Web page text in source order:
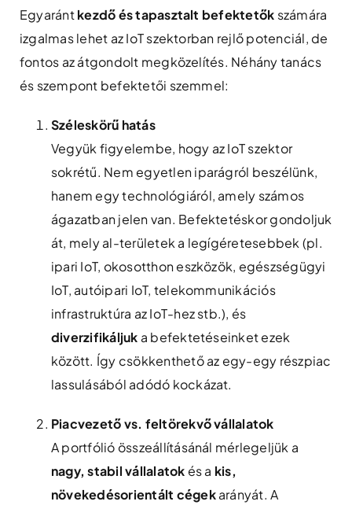
Egyarántkezdő és tapasztalt befektetők számára
izgalmas lehet az IoT szektorban rejlő potenciál, de
fontos az átgondolt megközelítés. Néhány tanács
és szempont befektetői szemmel:
Széleskörű hatás
Vegyük figyelembe, hogy az IoT szektor
sokrétű. Nem egyetlen iparágról beszélünk,
hanem egy technológiáról, amely számos
ágazatban jelen van. Befektetéskor gondoljuk
át, mely al-területek a legígéretesebbek (pl.
ipari IoT, okosotthon eszközök, egészségügyi
IoT, autóipari IoT, telekommunikációs
infrastruktúra az IoT-hez stb.), és
diverzifikáljuk a befektetéseinket ezek
között. Így csökkenthető az egy-egy részpiac
lassulásából adódó kockázat.
Piacvezető vs. feltörekvő vállalatok
A portfólió összeállításánál mérlegeljük a
nagy, stabil vállalatok és a kis,
növekedésorientált cégekarányát. A